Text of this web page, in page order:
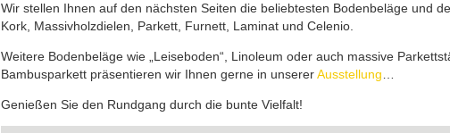
Wir stellen Ihnen auf den nächsten Seiten die beliebtesten Bodenbeläge und
Kork, Massivholzdielen, Parkett, Furnett, Laminat und Celenio.
Weitere Bodenbeläge wie „Leiseboden“, Linoleum oder auch massive
Bambusparkett präsentieren wir Ihnen gerne in unsererAusstellung
Genießen Sie den Rundgang durch die bunte Vielfalt!